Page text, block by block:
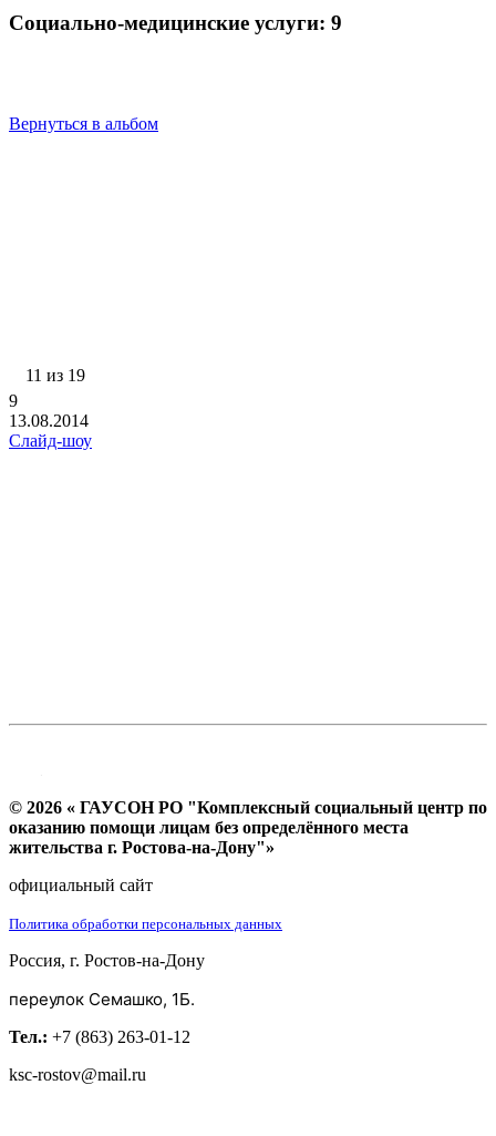
Социально-медицинские услуги: 9
Вернуться в альбом
11 из 19
9
13.08.2014
Слайд-шоу
© 2026 « ГАУСОН РО "Комплексный социальный центр по
оказанию помощи лицам без определённого места
жительства г. Ростова-на-Дону"»
официальный сайт
Политика обработки персональных данных
Россия, г. Ростов-на-Дону
переулок Семашко, 1Б.
Тел.: +7 (863) 263-01-12
ksc-rostov@mail.ru